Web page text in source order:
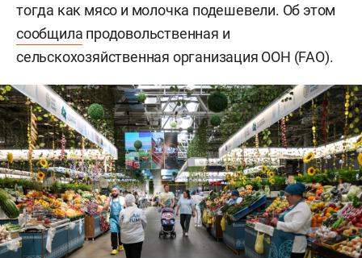
тогда как мясо и молочка подешевели. Об этом
сообщила продовольственная и
сельскохозяйственная организация ООН (FAO).